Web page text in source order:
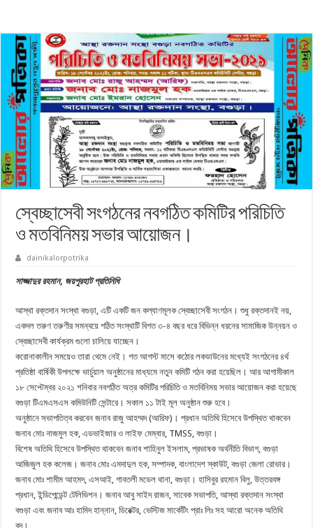
স্বেচ্ছাসেবী সংগঠনের নবগঠিত কমিটির পরিচিতি
ও মতবিনিময় সভার আয়োজন।
dainikalorpotrika
সাজ্জাদুর রহমান, জয়পুরহাট প্রতিনিধি
আস্থা রক্তদান সংস্থা বগুড়া, এটি একটি জন কল্যাণমূলক স্বেচ্ছাসেবী সংগঠন। শুধু রক্তদানই নয়,
একদল তরুণ তরুণীর সমন্বয়ে গঠিত সংস্থাটি বিগত ৩-৪ বছর ধরে বিভিন্ন ধরনের সামাজিক উন্নয়ন ও
স্বেচ্ছাসেবী কার্যক্রম গুলো চালিয়ে যাচ্ছেন।
করোনাকালীন সময়েও তারা থেমে নেই। গত আগস্ট মাসে কঠোর লকডাউনের মধ্যেই সংগঠনের ৪র্থ
প্রতিষ্ঠা বার্ষিকী উপলক্ষে ভার্চুয়াল অনুষ্ঠানের মাধ্যমে নতুন কমিটি গঠন করা হয়েছিল। আর আগামীকাল
১৮ সেপ্টেম্বর ২০২১ শনিবার নবগঠিত অত্র কমিটির পরিচিতি ও মতবিনিময় সভার আয়োজন করা হয়েছে
বগুড়া টিএমএসএস কমিউনিটি সেন্টারে। সকাল ১১ টাই মূল অনুষ্ঠান শুরু হবে।
অনুষ্ঠানে সভাপতিত্ব করবেন জনাব রাজু আহম্মদ (আরিফ)। প্রধান অতিথি হিসেবে উপস্থিত থাকবেন
জনাব মোঃ নাজমুল হক, এডভাইজার ও লাইফ মেম্বার, TMSS, বগুড়া।
বিশেষ অতিথি হিসেবে উপস্থিত থাকবেন জনাব শাহিনুল ইসলাম, প্রভাষক অর্থনী‌তি বিভাগ, বগুড়া
আজিজুল হক কলেজ। জনাব মোঃ এমদাদুল হক, সম্পাদক, বাংলাদেশ স্কাউট, বগুড়া জেলা রোভার।
জনাব মোঃ শামীম আহমদ, এসআই, গাবতলী মডেল থানা, বগুড়া। হা‌সিবুর রহমান বিলু, উত্তরবঙ্গ
প্রধান, ইন্ডিপেন্ডেন্ট টে‌লি‌ভিশন। জনাব আবু সাইদ রাজন, সাবেক সভাপতি, আস্থা রক্তদান সংস্থা
বগুড়া এবং জনাব আঃ হামিদ হান্নান, ডিরেক্টর, ভেস্টিজ মার্কেটিং প্রাঃ লিঃ সহ আরো অনেক অতিথি
বৃন্দ।